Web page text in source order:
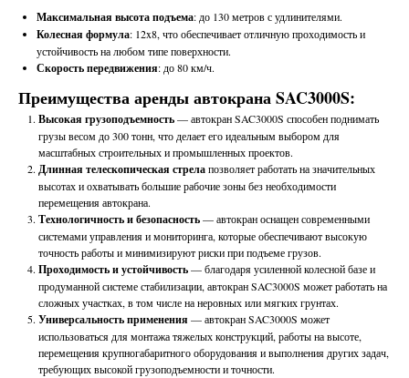
Максимальная высота подъема: до 130 метров с удлинителями.
Колесная формула: 12x8, что обеспечивает отличную проходимость и
устойчивость на любом типе поверхности.
Скорость передвижения: до 80 км/ч.
Преимущества аренды автокрана SAC3000S:
Высокая грузоподъемность— автокран SAC3000S способен поднимать
грузы весом до 300 тонн, что делает его идеальным выбором для
масштабных строительных и промышленных проектов.
Длинная телескопическая стрелапозволяет работать на значительных
высотах и охватывать большие рабочие зоны без необходимости
перемещения автокрана.
Технологичность и безопасность— автокран оснащен современными
системами управления и мониторинга, которые обеспечивают высокую
точность работы и минимизируют риски при подъеме грузов.
Проходимость и устойчивость— благодаря усиленной колесной базе и
продуманной системе стабилизации, автокран SAC3000S может работать на
сложных участках, в том числе на неровных или мягких грунтах.
Универсальность применения — автокран SAC3000S может
использоваться для монтажа тяжелых конструкций, работы на высоте,
перемещения крупногабаритного оборудования и выполнения других задач,
требующих высокой грузоподъемности и точности.